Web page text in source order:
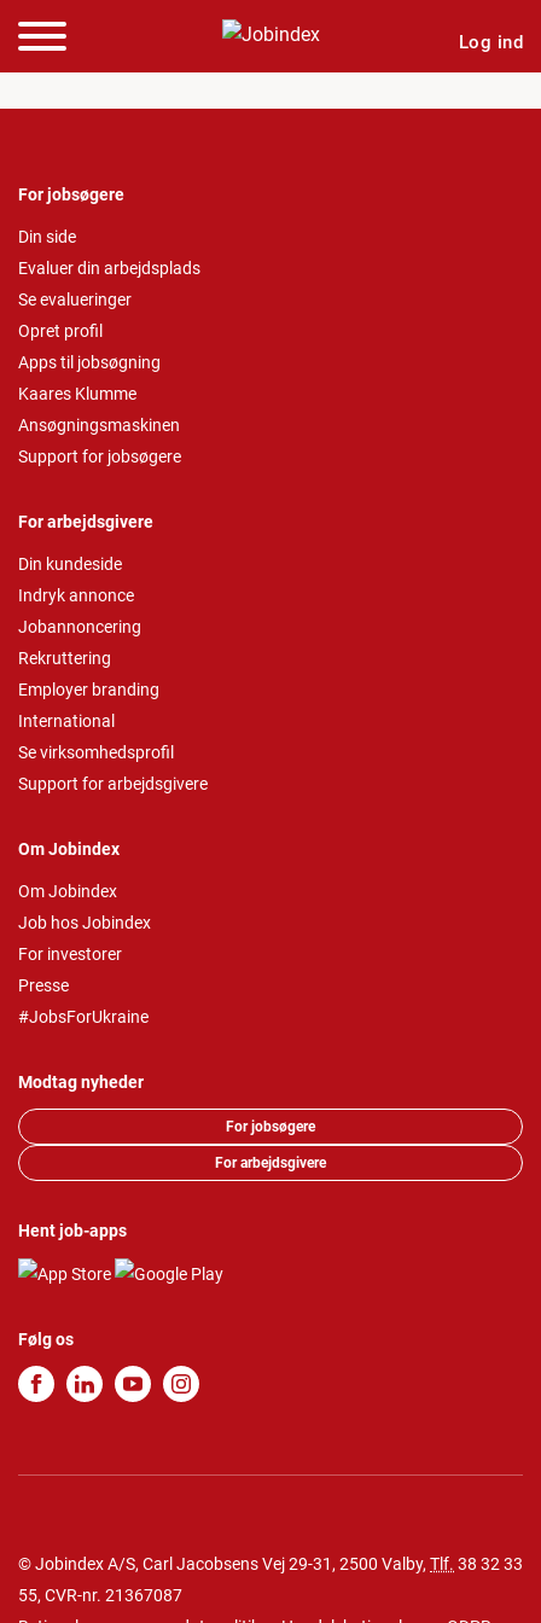
Log ind
For jobsøgere
Din side
Evaluer din arbejdsplads
Se evalueringer
Opret profil
Apps til jobsøgning
Kaares Klumme
Ansøgningsmaskinen
Support for jobsøgere
For arbejdsgivere
Din kundeside
Indryk annonce
Jobannoncering
Rekruttering
Employer branding
International
Se virksomhedsprofil
Support for arbejdsgivere
Om Jobindex
Om Jobindex
Job hos Jobindex
For investorer
Presse
#JobsForUkraine
Modtag nyheder
For jobsøgere
For arbejdsgivere
Hent job-apps
Følg os
© Jobindex A/S, Carl Jacobsens Vej 29-31, 2500 Valby, Tlf. 38 32 33
55, CVR-nr. 21367087